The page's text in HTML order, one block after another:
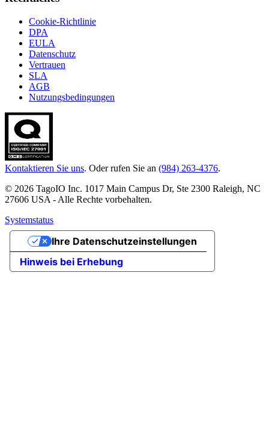
Cookie-Richtlinie
DPA
EULA
Datenschutz
Vertrauen
SLA
AGB
Nutzungsbedingungen
Kontaktieren Sie uns. Oder rufen Sie an (984) 263-4376.
© 2026 TagoIO Inc. 1017 Main Campus Dr, Ste 2300 Raleigh, NC
27606 USA - Alle Rechte vorbehalten.
Systemstatus
Hinweis bei Erhebung
Ihre Datenschutzeinstellungen